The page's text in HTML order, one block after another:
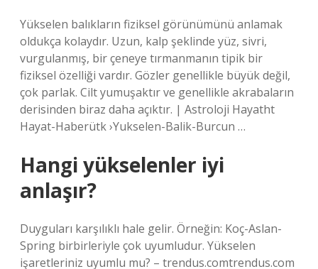
Yükselen balıkların fiziksel görünümünü anlamak
oldukça kolaydır. Uzun, kalp şeklinde yüz, sivri,
vurgulanmış, bir çeneye tırmanmanın tipik bir
fiziksel özelliği vardır. Gözler genellikle büyük değil,
çok parlak. Cilt yumuşaktır ve genellikle akrabaların
derisinden biraz daha açıktır. | Astroloji Hayatht
Hayat-Haberütk ›Yukselen-Balik-Burcun …
Hangi yükselenler iyi
anlaşır?
Duyguları karşılıklı hale gelir. Örneğin: Koç-Aslan-
Spring birbirleriyle çok uyumludur. Yükselen
işaretleriniz uyumlu mu? – trendus.comtrendus.com